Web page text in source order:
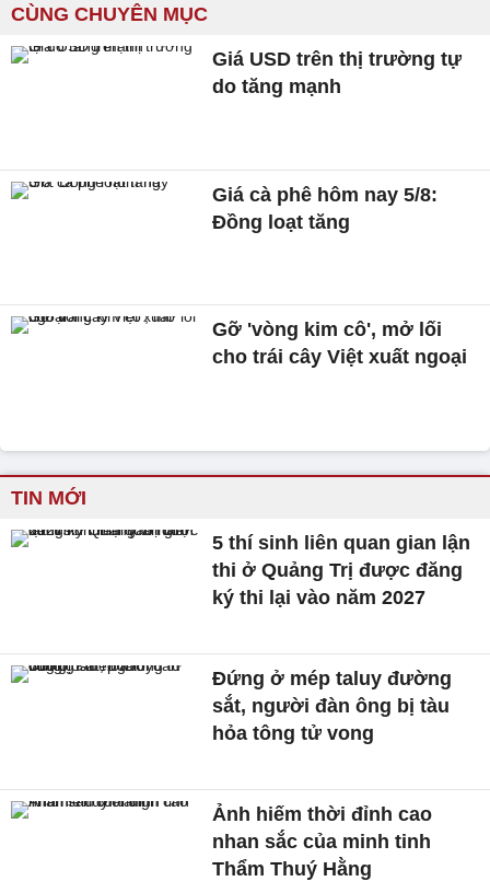
CÙNG CHUYÊN MỤC
Giá USD trên thị trường tự
do tăng mạnh
Giá cà phê hôm nay 5/8:
Đồng loạt tăng
Gỡ 'vòng kim cô', mở lối
cho trái cây Việt xuất ngoại
TIN MỚI
5 thí sinh liên quan gian lận
thi ở Quảng Trị được đăng
ký thi lại vào năm 2027
Đứng ở mép taluy đường
sắt, người đàn ông bị tàu
hỏa tông tử vong
Ảnh hiếm thời đỉnh cao
nhan sắc của minh tinh
Thẩm Thuý Hằng